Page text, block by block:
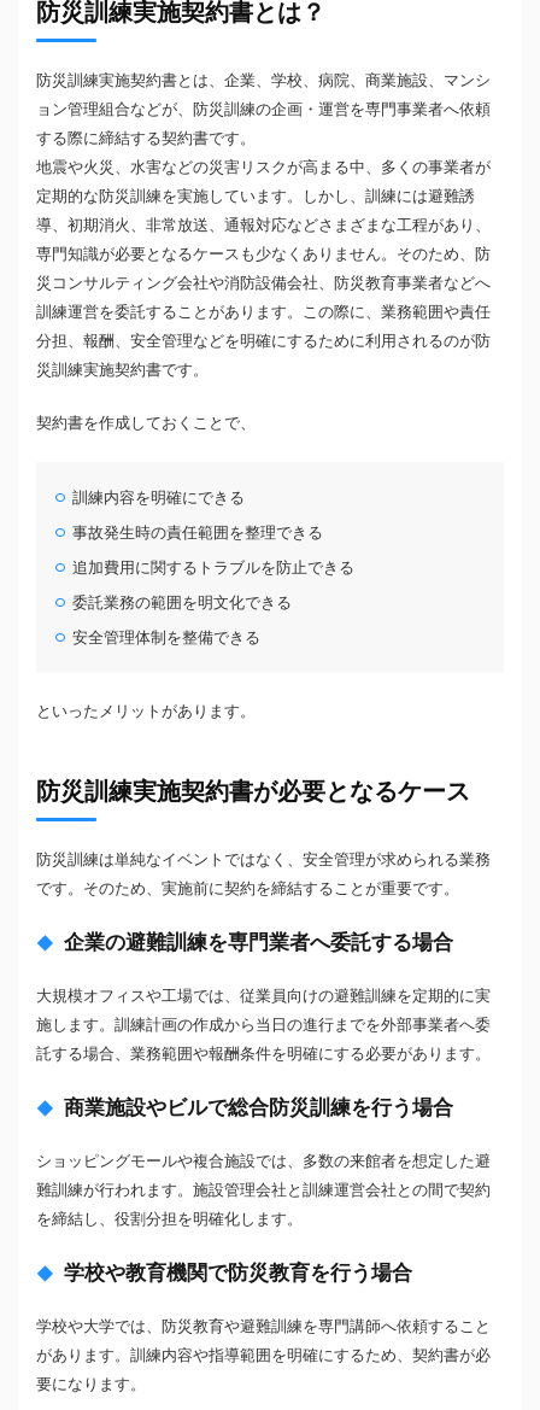
防災訓練実施契約書とは？
防災訓練実施契約書とは、企業、学校、病院、商業施設、マンシ
ョン管理組合などが、防災訓練の企画・運営を専門事業者へ依頼
する際に締結する契約書です。
地震や火災、水害などの災害リスクが高まる中、多くの事業者が
定期的な防災訓練を実施しています。しかし、訓練には避難誘
導、初期消火、非常放送、通報対応などさまざまな工程があり、
専門知識が必要となるケースも少なくありません。そのため、防
災コンサルティング会社や消防設備会社、防災教育事業者などへ
訓練運営を委託することがあります。この際に、業務範囲や責任
分担、報酬、安全管理などを明確にするために利用されるのが防
災訓練実施契約書です。
契約書を作成しておくことで、
訓練内容を明確にできる
事故発生時の責任範囲を整理できる
追加費用に関するトラブルを防止できる
委託業務の範囲を明文化できる
安全管理体制を整備できる
といったメリットがあります。
防災訓練実施契約書が必要となるケース
防災訓練は単純なイベントではなく、安全管理が求められる業務
です。そのため、実施前に契約を締結することが重要です。
企業の避難訓練を専門業者へ委託する場合
大規模オフィスや工場では、従業員向けの避難訓練を定期的に実
施します。訓練計画の作成から当日の進行までを外部事業者へ委
託する場合、業務範囲や報酬条件を明確にする必要があります。
商業施設やビルで総合防災訓練を行う場合
ショッピングモールや複合施設では、多数の来館者を想定した避
難訓練が行われます。施設管理会社と訓練運営会社との間で契約
を締結し、役割分担を明確化します。
学校や教育機関で防災教育を行う場合
学校や大学では、防災教育や避難訓練を専門講師へ依頼すること
があります。訓練内容や指導範囲を明確にするため、契約書が必
要になります。